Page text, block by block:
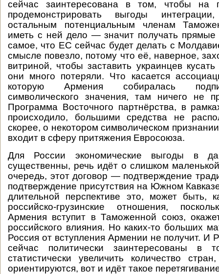
сейчас заинтересована в том, чтобы на
продемонстрировать выгоды
остальным потенциальным членам
иметь с ней дело — значит получать
самое, что ЕС сейчас будет делать с
смысле повезло, потому что её, наверное,
витриной, чтобы заставить украинцев кусать
они много потеряли. Что касается
которую Армения собиралась
символического значения, там ничего не
Программа Восточного партнёрства, в
происходило, большими средства не
скорее, о некотором символическом
входит в сферу притяжения Евросоюза.
Для России экономические выгоды в
существенны, речь идёт о слишком
очередь, этот договор — подтверждение
подтверждение присутствия на Южном
длительной перспективе это, может быть,
российско-грузинские отношения,
Армения вступит в Таможенной союз,
российского влияния. Но каких-то больших
Россия от вступления Армении не получит. И
сейчас политически заинтересованы в
статистически увеличить количество
ориентируются, вот и идёт такое